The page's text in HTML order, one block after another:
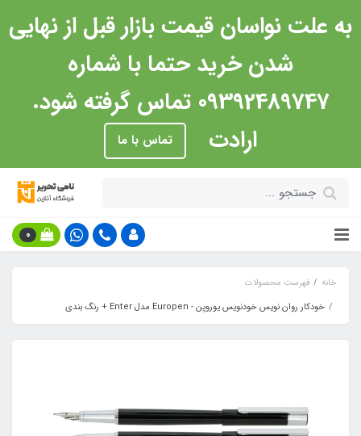
به علت نواسان قیمت بازار قبل از نهایی
شدن خرید حتما با شماره
09392489747 تماس گرفته شود.
ارادت
تماس با ما
0
خانه
فهرست محصولات
خودکار روان نویس خودنویس یوروپن - Europen مدل Enter + رنگ بندی